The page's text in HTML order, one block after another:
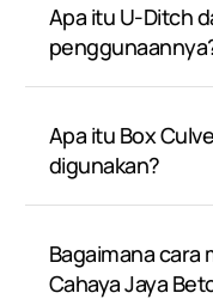
Apa itu U-Ditch
Apa itu Box
digunakan?
Bagaimana cara
Cahaya Jaya